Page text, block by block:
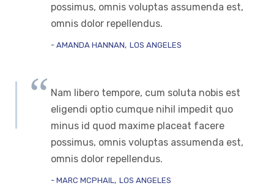
possimus, omnis voluptas assumenda est,
omnis dolor repellendus.
AMANDA HANNAN LOS ANGELES
Nam libero tempore, cum soluta nobis est
eligendi optio cumque nihil impedit quo
minus id quod maxime placeat facere
possimus, omnis voluptas assumenda est,
omnis dolor repellendus.
MARC MCPHAIL LOS ANGELES